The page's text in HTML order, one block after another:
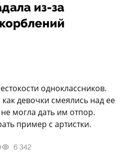
из-за
одноклассников.
девочки смеялись над ее
могла дать им отпор.
пример с артистки.
6 342